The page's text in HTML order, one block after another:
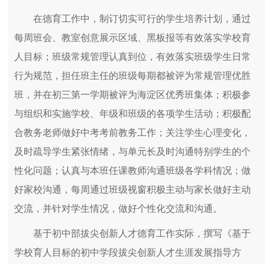
在德育工作中，制订切实可行的学生培养计划，通过
每周班会、教室创意展示区域、黑板报等有效落实学校育
人目标；班级常规管理认真到位，有效落实班级学生日常
行为规范，担任班主任的班级每期都被评为常规管理优胜
班，并在初三第一学期被评为海淀区优秀班集体；积极参
与组织和实施学校、年级和班级的各项学生活动；积极配
合教务老师做好中考考前教务工作；关注学生心理变化，
及时疏导学生紧张情绪，与单元长及时沟通特别学生的个
性化问题；认真与本班任课教师沟通班级各学科情况；做
好家校沟通，每周通过班级视窗积极主动与家长做好主动
交流，并针对学生情况，做好个性化交流和沟通。
基于初中部拔尖创新人才德育工作实际，撰写《基于
学校育人目标的初中学段拔尖创新人才生涯发展指导方